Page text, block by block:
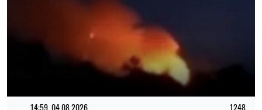
14:59, 04.08.2026 1248